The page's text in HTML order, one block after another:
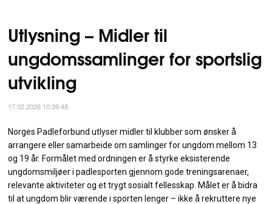
Utlysning – Midler til
ungdomssamlinger for sportslig
utvikling
17.02.2026 10:39:48
Norges Padleforbund utlyser midler til klubber som ønsker å
arrangere eller samarbeide om samlinger for ungdom mellom 13
og 19 år. Formålet med ordningen er å styrke eksisterende
ungdomsmiljøer i padlesporten gjennom gode treningsarenaer,
relevante aktiviteter og et trygt sosialt fellesskap. Målet er å bidra
til at ungdom blir værende i sporten lenger – ikke å rekruttere nye